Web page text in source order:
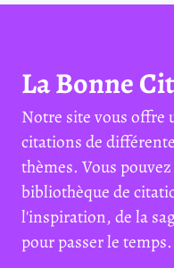
La Bonne
Notre site vous offre
citations de
thèmes. Vous
bibliothèque de
l'inspiration, de la
pour passer le temps.